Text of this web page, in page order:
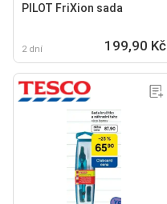
PILOT FriXion sada
2 dní 199,90 Kč